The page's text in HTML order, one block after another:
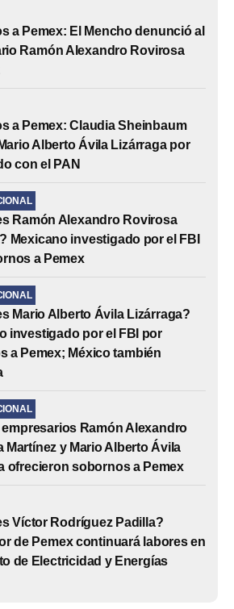
a Pemex: El Mencho denunció al
Ramón Alexandro Rovirosa
a Pemex: Claudia Sheinbaum
Alberto Ávila Lizárraga por
con el PAN
Ramón Alexandro Rovirosa
Mexicano investigado por el FBI
a Pemex
Mario Alberto Ávila Lizárraga?
investigado por el FBI por
a Pemex; México también
empresarios Ramón Alexandro
Martínez y Mario Alberto Ávila
ofrecieron sobornos a Pemex
Víctor Rodríguez Padilla?
de Pemex continuará labores en
de Electricidad y Energías